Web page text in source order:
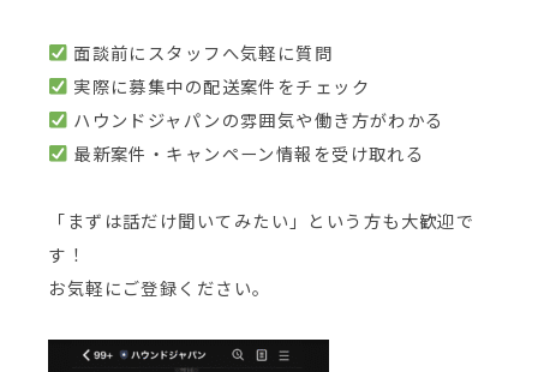
面談前にスタッフへ気軽に質問
実際に募集中の配送案件をチェック
ハウンドジャパンの雰囲気や働き方がわかる
最新案件・キャンペーン情報を受け取れる
「まずは話だけ聞いてみたい」という方も大歓迎で
す！
お気軽にご登録ください。